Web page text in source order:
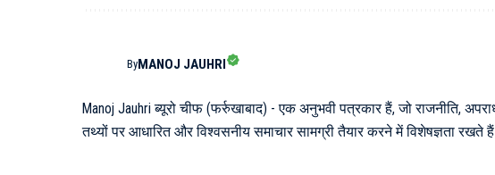
ByMANOJ JAUHRI
Manoj Jauhri ब्यूरो चीफ (फर्रुखाबाद) - एक अनुभवी पत्रकार हैं, जो राजनीति,
तथ्यों पर आधारित और विश्वसनीय समाचार सामग्री तैयार करने में विशेषज्ञता रखते